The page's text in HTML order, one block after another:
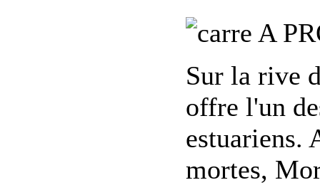
A
Sur la rive
offre l'un
estuariens.
mortes,